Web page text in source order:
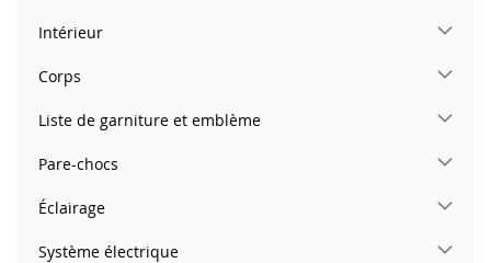
Intérieur
Corps
Liste de garniture et emblème
Pare-chocs
Éclairage
Système électrique